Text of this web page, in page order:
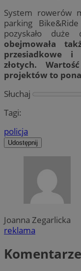
System rowerów
parking
pozyskało duże
obejmowała
przesiadkowe
złotych.
projektów to
Słuchaj
Tagi:
policja
Udostępnij
Joanna Zegarlicka
reklama